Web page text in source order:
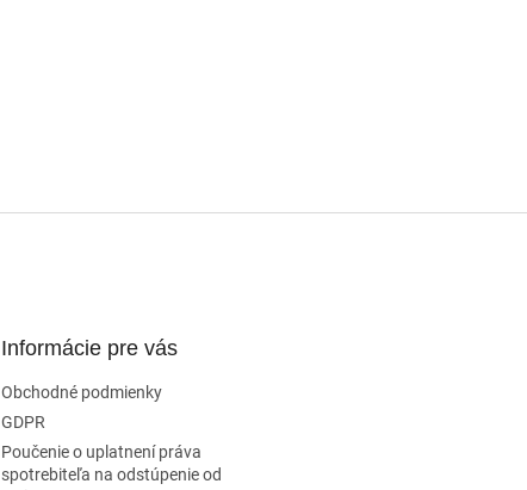
Informácie pre vás
Obchodné podmienky
GDPR
Poučenie o uplatnení práva
spotrebiteľa na odstúpenie od